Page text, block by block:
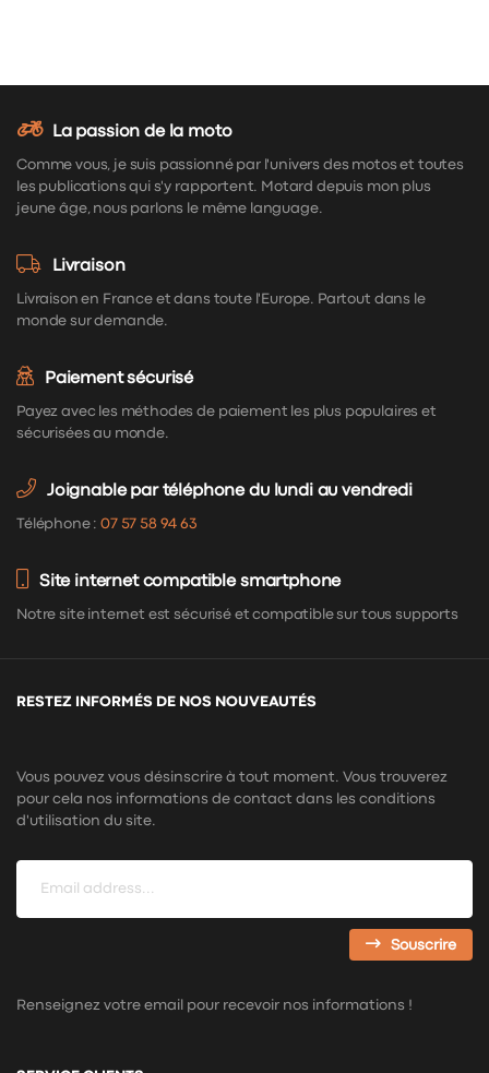
La passion de la moto
Comme vous, je suis passionné par l'univers des motos et toutes
les publications qui s'y rapportent. Motard depuis mon plus
jeune âge, nous parlons le même language.
Livraison
Livraison en France et dans toute l'Europe. Partout dans le
monde sur demande.
Paiement sécurisé
Payez avec les méthodes de paiement les plus populaires et
sécurisées au monde.
Joignable par téléphone du lundi au vendredi
Téléphone :07 57 58 94 63
Site internet compatible smartphone
Notre site internet est sécurisé et compatible sur tous supports
RESTEZ INFORMÉS DE NOS NOUVEAUTÉS
Vous pouvez vous désinscrire à tout moment. Vous trouverez
pour cela nos informations de contact dans les conditions
d'utilisation du site.
Souscrire
Renseignez votre email pour recevoir nos informations !